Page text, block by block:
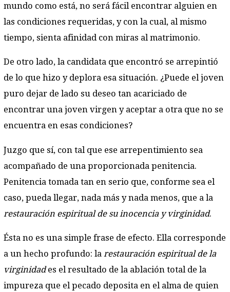
mundo como está, no será fácil encontrar alguien en
las condiciones requeridas, y con la cual, al mismo
tiempo, sienta afinidad con miras al matrimonio.
De otro lado, la candidata que encontró se arrepintió
de lo que hizo y deplora esa situación. ¿Puede el joven
puro dejar de lado su deseo tan acariciado de
encontrar una joven virgen y aceptar a otra que no se
encuentra en esas condiciones?
Juzgo que sí, con tal que ese arrepentimiento sea
acompañado de una proporcionada penitencia.
Penitencia tomada tan en serio que, conforme sea el
caso, pueda llegar, nada más y nada menos, que a la
restauración espiritual de su inocencia y virginidad.
Ésta no es una simple frase de efecto. Ella corresponde
a un hecho profundo: la restauración espiritual de la
virginidades el resultado de la ablación total de la
impureza que el pecado deposita en el alma de quien